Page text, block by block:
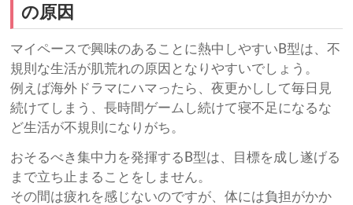
の原因
マイペースで興味のあることに熱中しやすいB型は、不
規則な生活が肌荒れの原因となりやすいでしょう。
例えば海外ドラマにハマったら、夜更かしして毎日見
続けてしまう、長時間ゲームし続けて寝不足になるな
ど生活が不規則になりがち。
おそるべき集中力を発揮するB型は、目標を成し遂げる
まで立ち止まることをしません。
その間は疲れを感じないのですが、体には負担がかか